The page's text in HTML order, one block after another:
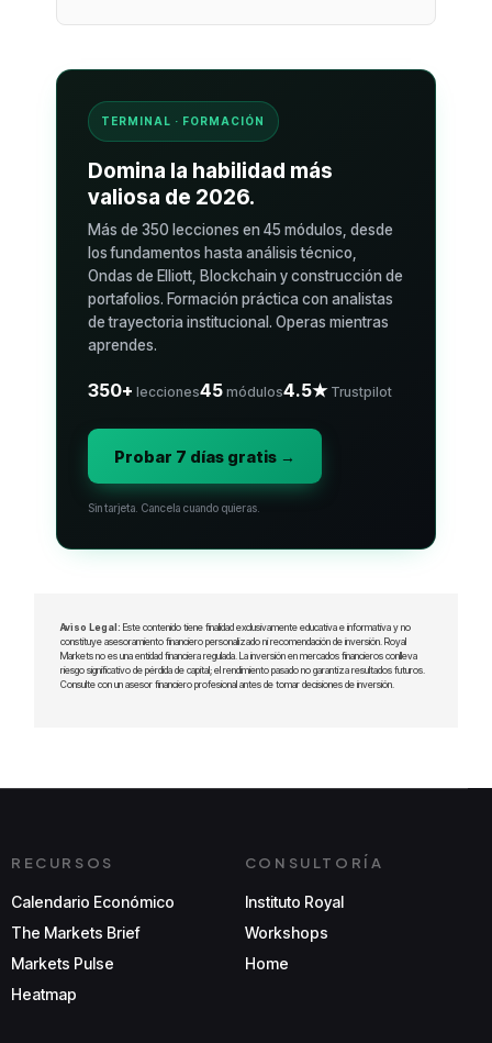
TERMINAL · FORMACIÓN
Domina la habilidad más
valiosa de 2026.
Más de 350 lecciones en 45 módulos, desde
los fundamentos hasta análisis técnico,
Ondas de Elliott, Blockchain y construcción de
portafolios. Formación práctica con analistas
de trayectoria institucional. Operas mientras
aprendes.
350+ lecciones45 módulos4.5★Trustpilot
Probar 7 días gratis →
Sin tarjeta. Cancela cuando quieras.
Aviso Legal: Este contenido tiene finalidad exclusivamente educativa e informativa y no
constituye asesoramiento financiero personalizado ni recomendación de inversión. Royal
Markets no es una entidad financiera regulada. La inversión en mercados financieros conlleva
riesgo significativo de pérdida de capital; el rendimiento pasado no garantiza resultados futuros.
Consulte con un asesor financiero profesional antes de tomar decisiones de inversión.
RECURSOS
Calendario Económico
The Markets Brief
Markets Pulse
Heatmap
CONSULTORÍA
Instituto Royal
Workshops
Home